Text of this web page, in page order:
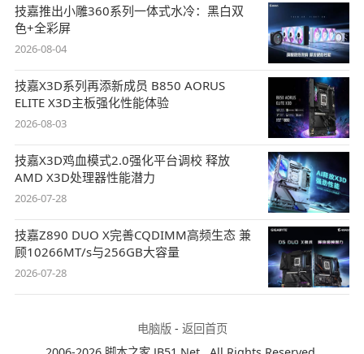
技嘉推出小雕360系列一体式水冷：黑白双
色+全彩屏
2026-08-04
技嘉X3D系列再添新成员 B850 AORUS
ELITE X3D主板强化性能体验
2026-08-03
技嘉X3D鸡血模式2.0强化平台调校 释放
AMD X3D处理器性能潜力
2026-07-28
技嘉Z890 DUO X完善CQDIMM高频生态 兼
顾10266MT/s与256GB大容量
2026-07-28
电脑版- 返回首页